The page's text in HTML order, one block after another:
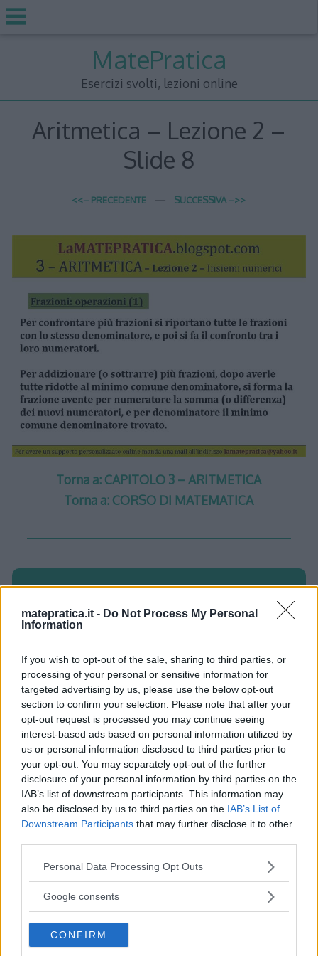
matepratica.it - Do Not Process My Personal
Information
If you wish to opt-out of the sale, sharing to third parties, or
processing of your personal or sensitive information for
targeted advertising by us, please use the below opt-out
section to confirm your selection. Please note that after your
opt-out request is processed you may continue seeing
interest-based ads based on personal information utilized by
us or personal information disclosed to third parties prior to
your opt-out. You may separately opt-out of the further
disclosure of your personal information by third parties on the
IAB’s list of downstream participants. This information may
also be disclosed by us to third parties on the IAB’s List of
Downstream Participants that may further disclose it to other
Please note that this website/app uses one or more Google
not limited to your visit or usage behaviour. You may click to
use your data for below specified purposes in below Google
consent section.
Personal Data Processing Opt Outs
Google consents
CONFIRM
MatePratica
Esercizi svolti, lezioni online
Aritmetica – Lezione 2 –
Slide 8
<<– PRECEDENTE — SUCCESSIVA –>>
Torna a: CAPITOLO 3 – ARITMETICA
Torna a: CORSO DI MATEMATICA
Aritmetica –
Lezione 2 – Slide 8”
Albertha detto:
26 Gennaio 2012 alle 16:43
Frazioni: operazioni (1)
Per confrontare più frazioni si
riportano tutte le frazioni con lo
stesso denominatore, e poi si fa il
confronto tra i loro numeratori.
Per addizionare (o sottrarre) più
frazioni, dopo averle tutte ridotte al
minimo comune denominatore, si
forma la frazione avente per
numeratore la somma (o differenza)